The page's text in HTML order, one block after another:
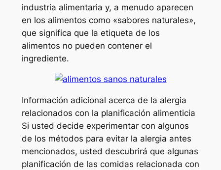
industria alimentaria y, a menudo aparecen
en los alimentos como «sabores naturales»,
que significa que la etiqueta de los
alimentos no pueden contener el
ingrediente.
Información adicional acerca de la alergia
relacionados con la planificación alimenticia
Si usted decide experimentar con algunos
de los métodos para evitar la alergia antes
mencionados, usted descubrirá que algunas
planificación de las comidas relacionada con